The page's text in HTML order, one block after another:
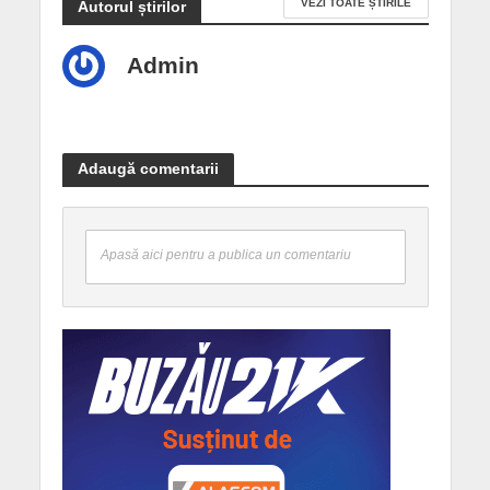
Autorul știrilor VEZI TOATE ȘTIRILE
Admin
Adaugă comentarii
Apasă aici pentru a publica un comentariu